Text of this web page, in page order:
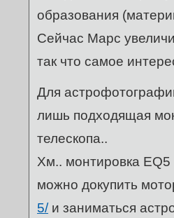
образования
Сейчас Марс
так что самое
Для
лишь подходящая
телескопа..
Хм.. монтировка
можно докупить
5/и заниматься